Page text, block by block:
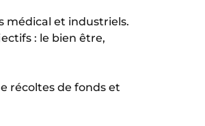
médical et industriels.
: le bien être,
récoltes de fonds et